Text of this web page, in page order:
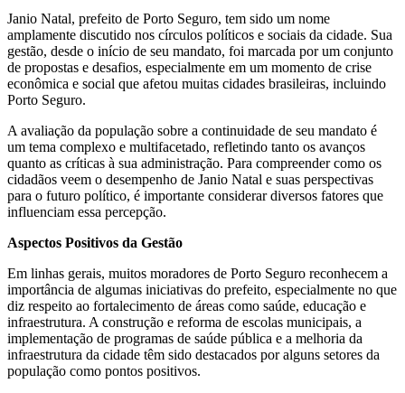
Janio Natal, prefeito de Porto Seguro, tem sido um nome
amplamente discutido nos círculos políticos e sociais da cidade. Sua
gestão, desde o início de seu mandato, foi marcada por um conjunto
de propostas e desafios, especialmente em um momento de crise
econômica e social que afetou muitas cidades brasileiras, incluindo
Porto Seguro.
A avaliação da população sobre a continuidade de seu mandato é
um tema complexo e multifacetado, refletindo tanto os avanços
quanto as críticas à sua administração. Para compreender como os
cidadãos veem o desempenho de Janio Natal e suas perspectivas
para o futuro político, é importante considerar diversos fatores que
influenciam essa percepção.
Aspectos Positivos da Gestão
Em linhas gerais, muitos moradores de Porto Seguro reconhecem a
importância de algumas iniciativas do prefeito, especialmente no que
diz respeito ao fortalecimento de áreas como saúde, educação e
infraestrutura. A construção e reforma de escolas municipais, a
implementação de programas de saúde pública e a melhoria da
infraestrutura da cidade têm sido destacados por alguns setores da
população como pontos positivos.